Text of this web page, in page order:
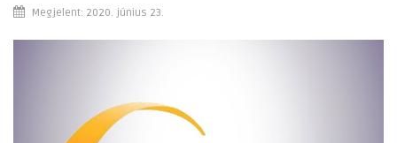
Megjelent: 2020. június 23.